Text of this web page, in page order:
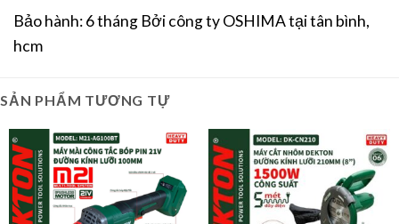
Bảo hành: 6 tháng Bởi công ty OSHIMA tại tân bình,
hcm
SẢN PHẨM TƯƠNG TỰ